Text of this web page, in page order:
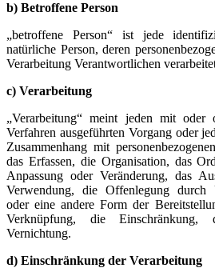
b) Betroffene Person
„betroffene Person“ ist jede
natürliche Person, deren
Verarbeitung Verantwortlichen
c) Verarbeitung
„Verarbeitung“ meint jeden mit oder
Verfahren ausgeführten Vorgang oder
Zusammenhang mit
das Erfassen, die Organisation, das
Anpassung oder Veränderung, das
Verwendung, die Offenlegung durch
oder eine andere Form der
Verknüpfung, die
Vernichtung.
d) Einschränkung der Verarbeitung